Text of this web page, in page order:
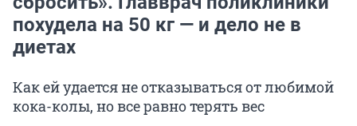
похудела на 50 кг — и дело не в
диетах
Как ей удается не отказываться от любимой
кока-колы, но все равно терять вес